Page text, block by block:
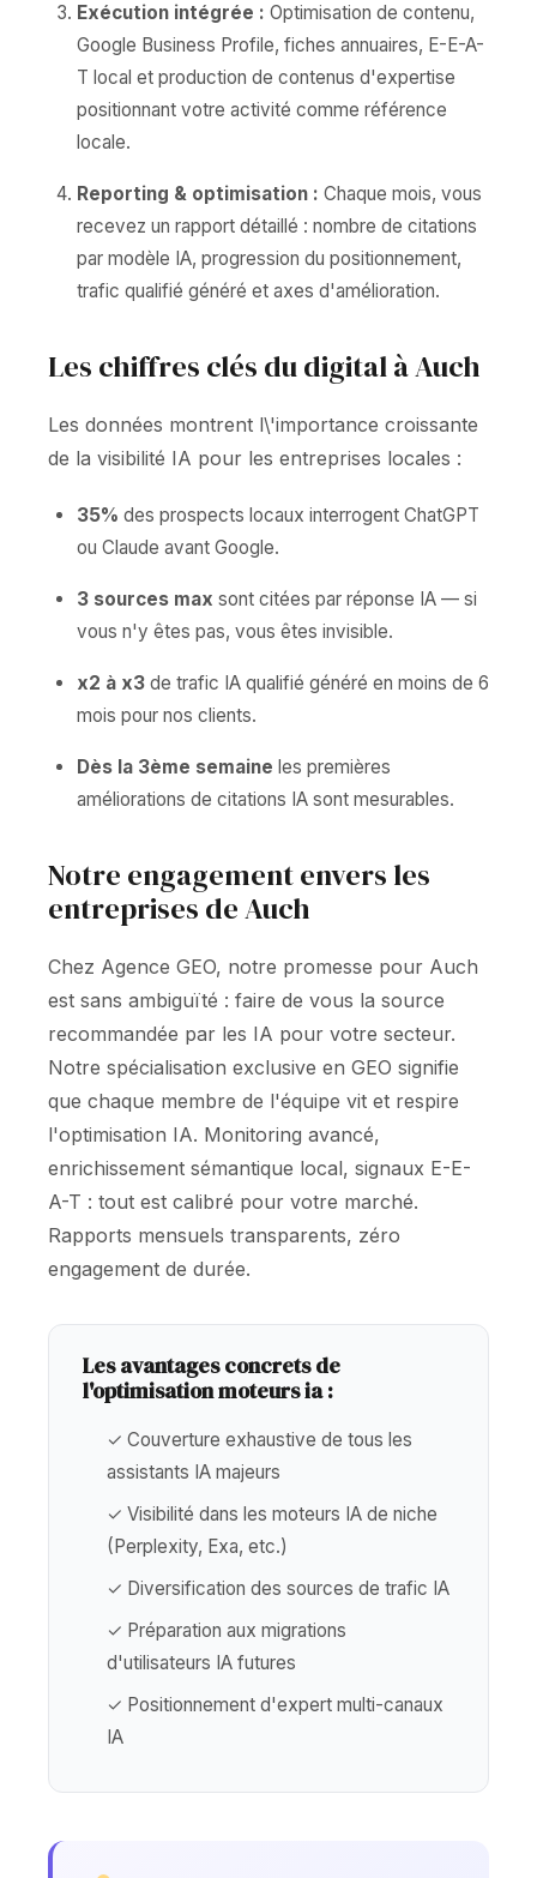
Exécution intégrée : Optimisation de contenu,
Google Business Profile, fiches annuaires, E-E-A-
T local et production de contenus d'expertise
positionnant votre activité comme référence
locale.
Reporting & optimisation : Chaque mois, vous
recevez un rapport détaillé : nombre de citations
par modèle IA, progression du positionnement,
trafic qualifié généré et axes d'amélioration.
Les chiffres clés du digital à Auch
Les données montrent l\'importance croissante
de la visibilité IA pour les entreprises locales :
35% des prospects locaux interrogent ChatGPT
ou Claude avant Google.
3 sources max sont citées par réponse IA — si
vous n'y êtes pas, vous êtes invisible.
x2 à x3 de trafic IA qualifié généré en moins de 6
mois pour nos clients.
Dès la 3ème semaine les premières
améliorations de citations IA sont mesurables.
Notre engagement envers les
entreprises de Auch
Chez Agence GEO, notre promesse pour Auch
est sans ambiguïté : faire de vous la source
recommandée par les IA pour votre secteur.
Notre spécialisation exclusive en GEO signifie
que chaque membre de l'équipe vit et respire
l'optimisation IA. Monitoring avancé,
enrichissement sémantique local, signaux E-E-
A-T : tout est calibré pour votre marché.
Rapports mensuels transparents, zéro
engagement de durée.
Les avantages concrets de
l'optimisation moteurs ia :
✓ Couverture exhaustive de tous les
assistants IA majeurs
✓ Visibilité dans les moteurs IA de niche
(Perplexity, Exa, etc.)
✓ Diversification des sources de trafic IA
✓ Préparation aux migrations
d'utilisateurs IA futures
✓ Positionnement d'expert multi-canaux
IA